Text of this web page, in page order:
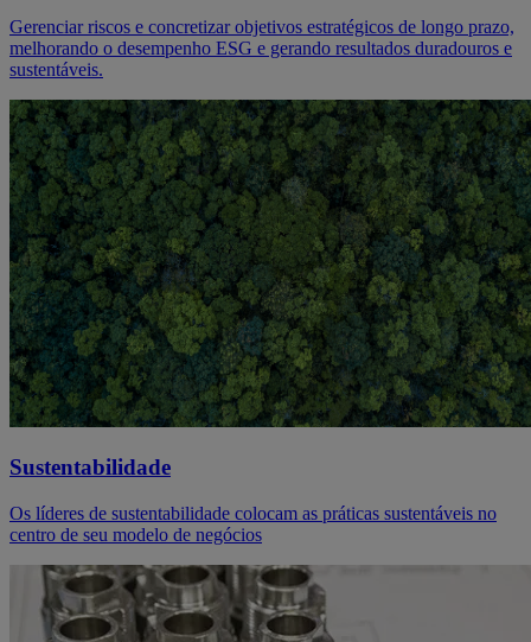
Gerenciar riscos e concretizar objetivos estratégicos de longo prazo,
melhorando o desempenho ESG e gerando resultados duradouros e
sustentáveis.
Sustentabilidade
Os líderes de sustentabilidade colocam as práticas sustentáveis no
centro de seu modelo de negócios